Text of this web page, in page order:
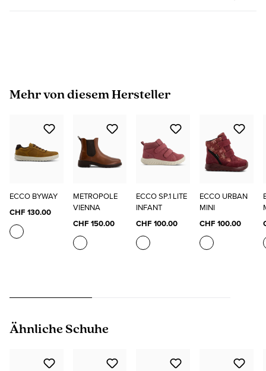
Produktgalerie überspringen
Mehr von diesem Hersteller
ECCO BYWAY
CHF 130.00
METROPOLE
VIENNA
CHF 150.00
ECCO SP.1 LITE
INFANT
CHF 100.00
ECCO URBAN
MINI
CHF 100.00
Produktgalerie überspringen
Ähnliche Schuhe